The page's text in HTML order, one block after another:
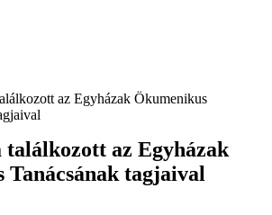
az Egyházak Ökumenikus
találkozott az Egyházak
Tanácsának tagjaival